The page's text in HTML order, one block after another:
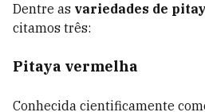
Dentre as variedades de
citamos três:
Pitaya vermelha
Conhecida cientificamente